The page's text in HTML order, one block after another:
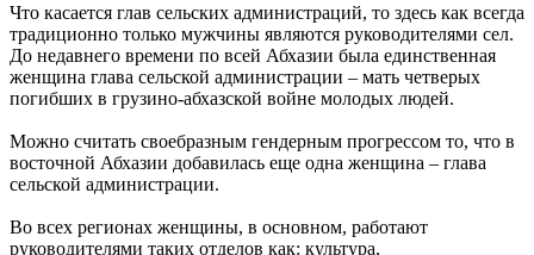
Что касается глав сельских администраций, то здесь как всегда
традиционно только мужчины являются руководителями сел.
До недавнего времени по всей Абхазии была единственная
женщина глава сельской администрации – мать четверых
погибших в грузино-абхазской войне молодых людей.
Можно считать своебразным гендерным прогрессом то, что в
восточной Абхазии добавилась еще одна женщина – глава
сельской администрации.
Во всех регионах женщины, в основном, работают
руководителями таких отделов как: культура,